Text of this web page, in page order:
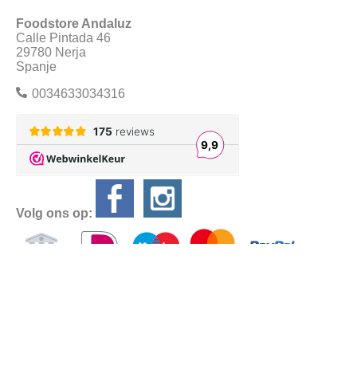
Foodstore Andaluz
Calle Pintada 46
29780 Nerja
Spanje
0034633034316
Volg ons op: